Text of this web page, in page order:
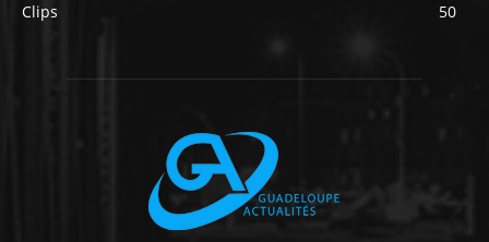
Clips
50